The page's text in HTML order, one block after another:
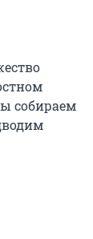
собираем